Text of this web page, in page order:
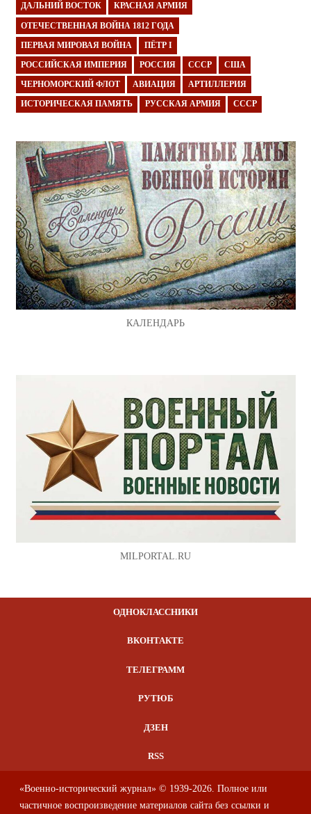
ДАЛЬНИЙ ВОСТОК КРАСНАЯ АРМИЯ
ОТЕЧЕСТВЕННАЯ ВОЙНА 1812 ГОДА
ПЕРВАЯ МИРОВАЯ ВОЙНА ПЁТР I
РОССИЙСКАЯ ИМПЕРИЯ РОССИЯ СССР США
ЧЕРНОМОРСКИЙ ФЛОТ АВИАЦИЯ АРТИЛЛЕРИЯ
ИСТОРИЧЕСКАЯ ПАМЯТЬ РУССКАЯ АРМИЯ СССР
КАЛЕНДАРЬ
MILPORTAL.RU
ОДНОКЛАССНИКИ
ВКОНТАКТЕ
ТЕЛЕГРАММ
РУТЮБ
ДЗЕН
RSS
«Военно-исторический журнал» © 1939-2026. Полное или
частичное воспроизведение материалов сайта без ссылки и